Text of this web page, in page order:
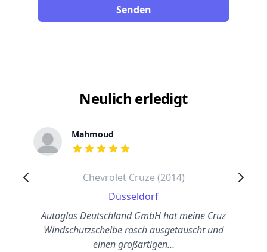
Senden
Neulich erledigt
Mahmoud
out of 5 stars
Chevrolet Cruze (2014)
Düsseldorf
Autoglas Deutschland GmbH hat meine Cruz
Windschutzscheibe rasch ausgetauscht und
einen großartigen…